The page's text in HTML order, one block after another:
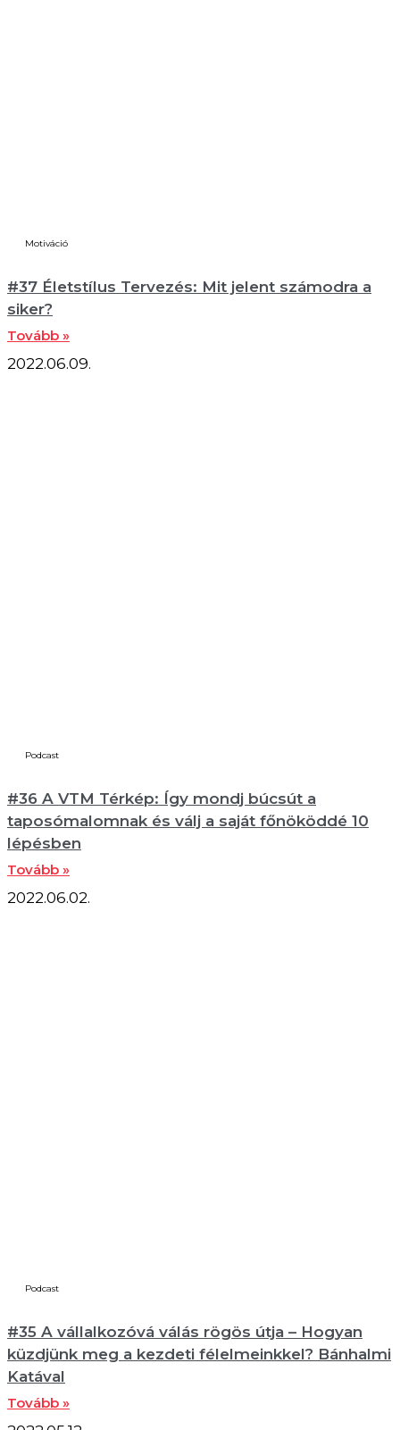
Motiváció
#37 Életstílus Tervezés: Mit jelent számodra a
siker?
Tovább »
2022.06.09.
Podcast
#36 A VTM Térkép: Így mondj búcsút a
taposómalomnak és válj a saját főnököddé 10
lépésben
Tovább »
2022.06.02.
Podcast
#35 A vállalkozóvá válás rögös útja – Hogyan
küzdjünk meg a kezdeti félelmeinkkel? Bánhalmi
Katával
Tovább »